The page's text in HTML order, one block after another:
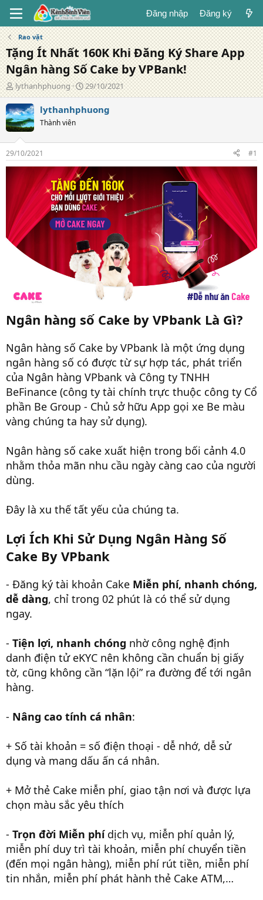
Đăng nhập Đăng ký
Rao vặt
Tặng Ít Nhất 160K Khi Đăng Ký Share App
Ngân hàng Số Cake by VPBank!
T
á
c
g
i
ả
lythanhphuong
N
g
à
g
29/10/2021
lythanhphuong
Thành viên
29/10/2021 #1
Ngân hàng số Cake by VPbank Là Gì?
Ngân hàng số Cake by VPbank là một ứng dụng
ngân hàng số có được từ sự hợp tác, phát triển
của Ngân hàng VPbank và Công ty TNHH
BeFinance (công ty tài chính trực thuộc công ty Cổ
phần Be Group - Chủ sở hữu App gọi xe Be màu
vàng chúng ta hay sử dụng).
Ngân hàng số cake xuất hiện trong bối cảnh 4.0
nhằm thỏa mãn nhu cầu ngày càng cao của người
dùng.
Đây là xu thế tất yếu của chúng ta.
Lợi Ích Khi Sử Dụng Ngân Hàng Số
Cake By VPbank
- Đăng ký tài khoản Cake Miễn phí, nhanh chóng,
dễ dàng, chỉ trong 02 phút là có thể sử dụng
ngay.
- Tiện lợi, nhanh chóng nhờ công nghệ định
danh điện tử eKYC nên không cần chuẩn bị giấy
tờ, cũng không cần “lặn lội” ra đường để tới ngân
hàng.
- Nâng cao tính cá nhân:
+ Số tài khoản = số điện thoại - dễ nhớ, dễ sử
dụng và mang dấu ấn cá nhân.
+ Mở thẻ Cake miễn phí, giao tận nơi và được lựa
chọn màu sắc yêu thích
- Trọn đời Miễn phídịch vụ, miễn phí quản lý,
miễn phí duy trì tài khoản, miễn phí chuyển tiền
(đến mọi ngân hàng), miễn phí rút tiền, miễn phí
tin nhắn, miễn phí phát hành thẻ Cake ATM,…